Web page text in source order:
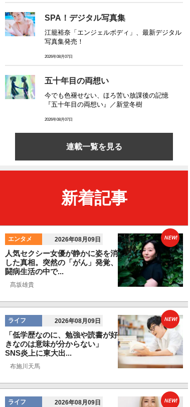
SPA！デジタル写真集
江籠裕奈「エンジェルボディ」、最新デジタル
写真集発売！
2026年08月07日
五十年目の両想い
今でも色褪せない、ほろ苦い放課後の記憶
『五十年目の両想い』／新堂冬樹
2026年08月07日
連載一覧を見る
新着記事
エンタメ 2026年08月09日
人気セクシー女優が静かに姿を消
した真相。突然の「がん」発覚、
闘病生活の中で...
髙坂雄貴
NEW!
ライフ 2026年08月09日
「低学歴なのに、勉強や読書が好
きなのは意味が分からない」
SNS炎上に東大出...
布施川天馬
NEW!
ライフ 2026年08月09日 NEW!